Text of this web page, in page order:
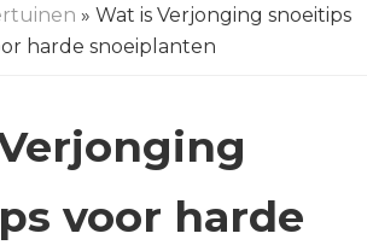
» Wat is Verjonging snoeitips
harde snoeiplanten
voor harde